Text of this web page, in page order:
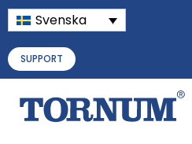
Svenska
SUPPORT